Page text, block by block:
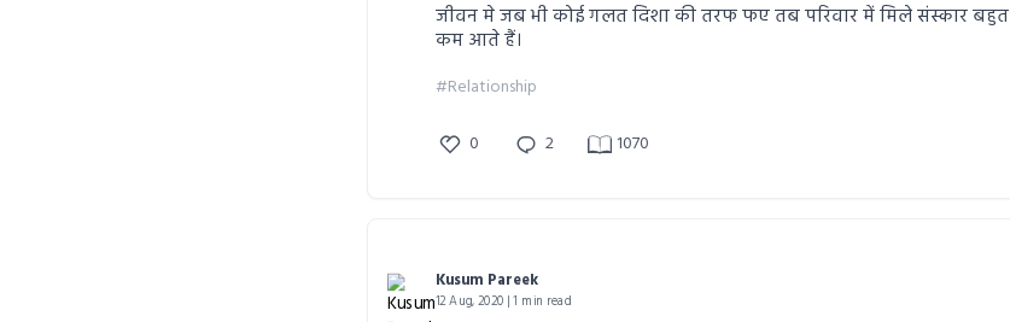
जीवन मे जब भी कोई गलत दिशा की तरफ फए तब परिवार में मिले संस्कार बहुत
कम आते हैं।
#Relationship
0 2 1070
Kusum Pareek
12 Aug, 2020 | 1 min read